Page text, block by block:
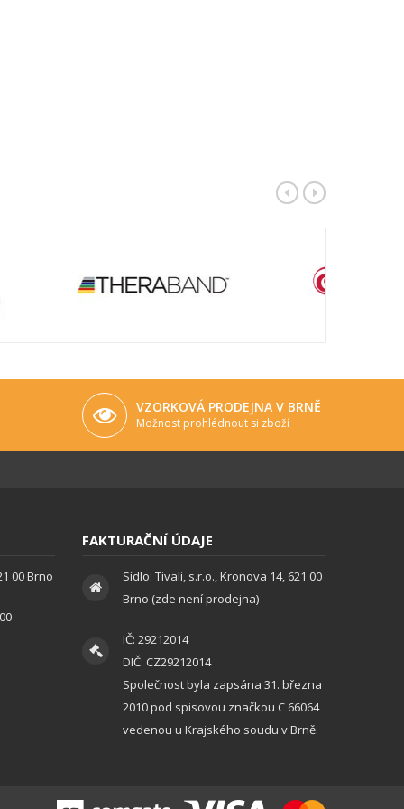
VZORKOVÁ PRODEJNA V BRNĚ
Možnost prohlédnout si zboží
00 Brno
FAKTURAČNÍ ÚDAJE
Sídlo: Tivali, s.r.o., Kronova 14, 621 00
Brno (zde není prodejna)
IČ: 29212014
DIČ: CZ29212014
Společnost byla zapsána 31. března
2010 pod spisovou značkou C 66064
vedenou u Krajského soudu v Brně.